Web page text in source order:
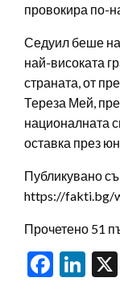
провокира по-
Седуил беше
най-високата
страната, от
Тереза ​​Мей,
националната
оставка през
Публикувано
https://fakti.bg/
Прочетено 51